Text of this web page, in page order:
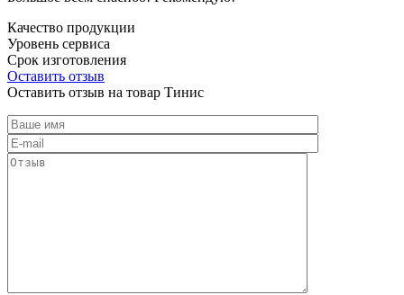
Качество продукции
Уровень сервиса
Срок изготовления
Оставить отзыв
Оставить отзыв на товар Тинис